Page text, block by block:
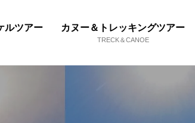
ルツアー カヌー＆トレッキングツアー
TRECK＆CANOE